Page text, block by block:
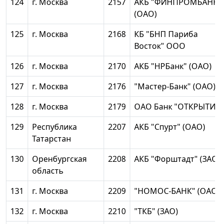
124
г. Москва 2157
АКБ "ФИНПРОМБАНК"
(ОАО)
125
г. Москва 2168
КБ "БНП Париба
Восток" ООО
126
г. Москва 2170
АКБ "НРБанк" (ОАО)
127
г. Москва 2176
"Мастер-Банк" (ОАО)
128
г. Москва 2179
ОАО Банк
129
Республика
Татарстан
2207 АКБ "Спурт" (ОАО)
130
Оренбургская
область
2208 АКБ "Форштадт" (ЗАО)
131 г. Москва 2209
"НОМОС-БАНК" (ОАО)
132
г. Москва 2210 "ТКБ" (ЗАО)